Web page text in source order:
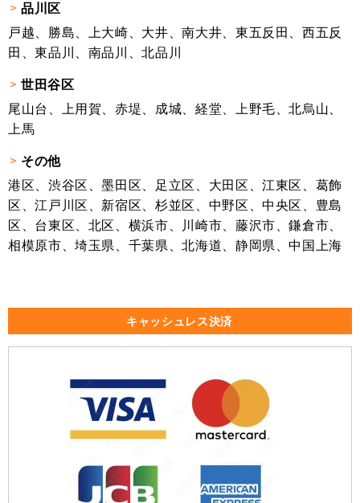
品川区
戸越、勝島、上大崎、大井、南大井、東五反田、西五反
田、東品川、南品川、北品川
世田谷区
尾山台、上用賀、赤堤、成城、経堂、上野毛、北烏山、
上馬
その他
港区、渋谷区、墨田区、足立区、大田区、江東区、葛飾
区、江戸川区、新宿区、杉並区、中野区、中央区、豊島
区、台東区、北区、横浜市、川崎市、藤沢市、鎌倉市、
相模原市、埼玉県、千葉県、北海道、静岡県、中国上海
キャッシュレス決済